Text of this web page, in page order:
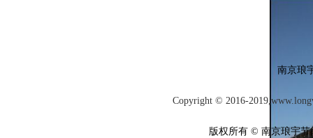
南京琅
Copyright © 2016-2019,
版权所有 © 南京琅宇节